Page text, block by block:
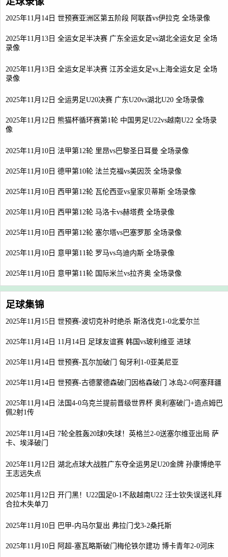
2025年11月14日 世预赛亚洲区第五阶段 阿联酋vs伊拉克 全场录像
2025年11月13日 全运女足半决赛 广东全运女足vs湖北全运女足 全场
录像
2025年11月13日 全运女足半决赛 江苏全运女足vs上海全运女足 全场
录像
2025年11月12日 全运男足U20决赛 广东U20vs湖北U20 全场录像
2025年11月12日 熊猫杯循环赛第1轮 中国男足U22vs越南U22 全场录
像
2025年11月10日 法甲第12轮 里昂vs巴黎圣日耳曼 全场录像
2025年11月10日 德甲第10轮 法兰克福vs美因茨 全场录像
2025年11月10日 西甲第12轮 瓦伦西亚vs皇家贝蒂斯 全场录像
2025年11月10日 西甲第12轮 马洛卡vs赫塔费 全场录像
2025年11月10日 西甲第12轮 塞尔塔vs巴塞罗那 全场录像
2025年11月10日 意甲第11轮 罗马vs乌迪内斯 全场录像
2025年11月10日 意甲第11轮 国际米兰vs拉齐奥 全场录像
足球集锦
2025年11月15日 世预赛-波切克补时绝杀 斯洛伐克1-0北爱尔兰
2025年11月14日 11月14日 足球友谊赛 韩国vs玻利维亚 进球
2025年11月14日 世预赛-瓦尔加破门 匈牙利1-0亚美尼亚
2025年11月14日 世预赛-古德蒙德森破门因格森破门 冰岛2-0阿塞拜疆
2025年11月14日 法国4-0乌克兰提前晋级世界杯 奥利塞破门+造点姆巴
佩2射1传
2025年11月14日 7轮全胜轰20球0失球！英格兰2-0送塞尔维亚出局 萨
卡、埃泽破门
2025年11月12日 湖北点球大战胜广东夺全运男足U20金牌 孙康博绝平
王志远失点
2025年11月12日 开门黑！U22国足0-1不敌越南U22 汪士钦失误送礼拜
合拉木失单刀
2025年11月10日 巴甲-内马尔复出 弗拉门戈3-2桑托斯
2025年11月10日 阿超-塞瓦略斯破门梅伦铁尔建功 博卡青年2-0河床